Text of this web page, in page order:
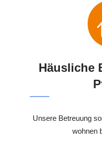
Häusliche
Unsere Betreuung
wohnen